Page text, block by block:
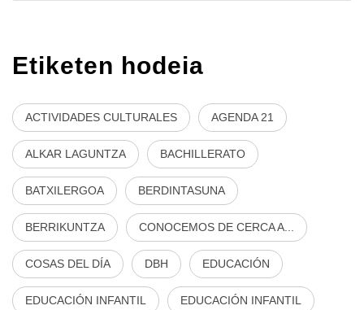
Etiketen hodeia
ACTIVIDADES CULTURALES AGENDA 21
ALKAR LAGUNTZA BACHILLERATO
BATXILERGOA BERDINTASUNA
BERRIKUNTZA CONOCEMOS DE CERCA A...
COSAS DEL DÍA DBH EDUCACIÓN
EDUCACIÓN INFANTIL EDUCACIÓN INFANTIL